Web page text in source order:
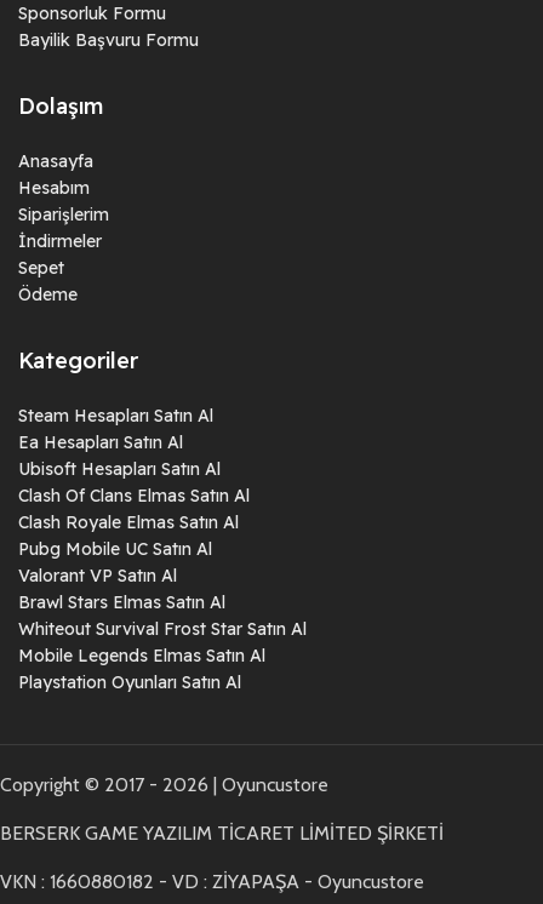
Sponsorluk Formu
Bayilik Başvuru Formu
Dolaşım
Anasayfa
Hesabım
Siparişlerim
İndirmeler
Sepet
Ödeme
Kategoriler
Steam Hesapları Satın Al
Ea Hesapları Satın Al
Ubisoft Hesapları Satın Al
Clash Of Clans Elmas Satın Al
Clash Royale Elmas Satın Al
Pubg Mobile UC Satın Al
Valorant VP Satın Al
Brawl Stars Elmas Satın Al
Whiteout Survival Frost Star Satın Al
Mobile Legends Elmas Satın Al
Playstation Oyunları Satın Al
Copyright © 2017 - 2026 | Oyuncustore
BERSERK GAME YAZILIM TİCARET LİMİTED ŞİRKETİ
VKN : 1660880182 - VD : ZİYAPAŞA - Oyuncustore